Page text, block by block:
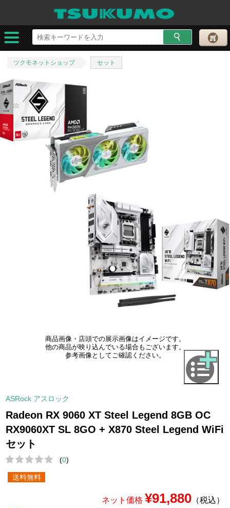
ツクモネットショップ セット
商品画像・店頭での展示画像はイメージです。
他の商品が映り込んでいる場合もございます。
参考画像としてご確認ください。
ASRock アスロック
Radeon RX 9060 XT Steel Legend 8GB OC
RX9060XT SL 8GO + X870 Steel Legend WiFi
セット
(0)
送料無料
ネット価格 ¥91,880（税込）